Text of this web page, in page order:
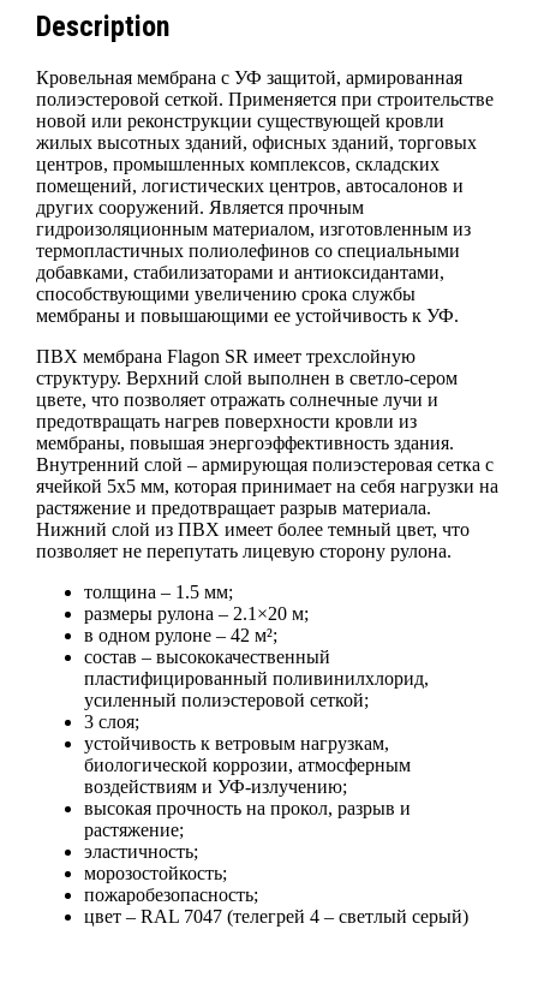
Description
Кровельная мембрана с УФ защитой, армированная
полиэстеровой сеткой. Применяется при строительстве
новой или реконструкции существующей кровли
жилых высотных зданий, офисных зданий, торговых
центров, промышленных комплексов, складских
помещений, логистических центров, автосалонов и
других сооружений. Является прочным
гидроизоляционным материалом, изготовленным из
термопластичных полиолефинов со специальными
добавками, стабилизаторами и антиоксидантами,
способствующими увеличению срока службы
мембраны и повышающими ее устойчивость к УФ.
ПВХ мембрана Flagon SR имеет трехслойную
структуру. Верхний слой выполнен в светло-сером
цвете, что позволяет отражать солнечные лучи и
предотвращать нагрев поверхности кровли из
мембраны, повышая энергоэффективность здания.
Внутренний слой – армирующая полиэстеровая сетка с
ячейкой 5х5 мм, которая принимает на себя нагрузки на
растяжение и предотвращает разрыв материала.
Нижний слой из ПВХ имеет более темный цвет, что
позволяет не перепутать лицевую сторону рулона.
толщина – 1.5 мм;
размеры рулона – 2.1×20 м;
в одном рулоне – 42 м²;
состав – высококачественный
пластифицированный поливинилхлорид,
усиленный полиэстеровой сеткой;
3 слоя;
устойчивость к ветровым нагрузкам,
биологической коррозии, атмосферным
воздействиям и УФ-излучению;
высокая прочность на прокол, разрыв и
растяжение;
эластичность;
морозостойкость;
пожаробезопасность;
цвет – RAL 7047 (телегрей 4 – светлый серый)